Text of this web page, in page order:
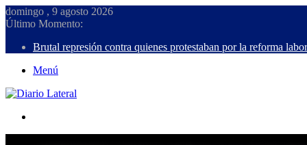
domingo , 9 agosto 2026
Último Momento:
Brutal represión contra quienes protestaban por la reforma
Menú